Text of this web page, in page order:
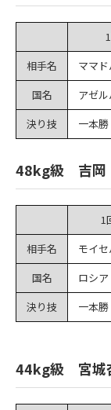
相手名
ママ
国名
アゼ
決り技
一本勝
48kg級 吉
1
相手名
モイ
国名
ロシア
決り技
一本勝
44kg級 宮城